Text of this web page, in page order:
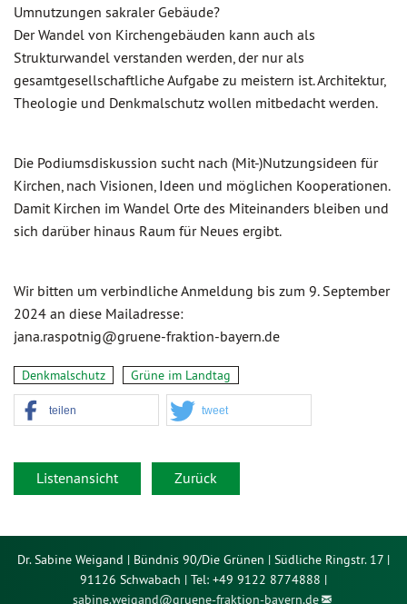
Umnutzungen sakraler Gebäude?
Der Wandel von Kirchengebäuden kann auch als
Strukturwandel verstanden werden, der nur als
gesamtgesellschaftliche Aufgabe zu meistern ist. Architektur,
Theologie und Denkmalschutz wollen mitbedacht werden.
Die Podiumsdiskussion sucht nach (Mit-)Nutzungsideen für
Kirchen, nach Visionen, Ideen und möglichen Kooperationen.
Damit Kirchen im Wandel Orte des Miteinanders bleiben und
sich darüber hinaus Raum für Neues ergibt.
Wir bitten um verbindliche Anmeldung bis zum 9. September
2024 an diese Mailadresse:
jana.raspotnig@gruene-fraktion-bayern.de
Denkmalschutz Grüne im Landtag
teilen tweet
Listenansicht Zurück
Dr. Sabine Weigand | Bündnis 90/Die Grünen | Südliche Ringstr. 17 |
91126 Schwabach | Tel: +49 9122 8774888 |
sabine.weigand@gruene-fraktion-bayern.de